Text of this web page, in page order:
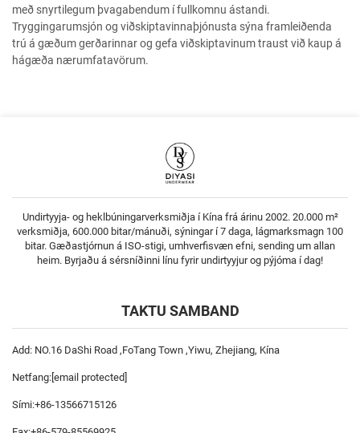
með snyrtilegum þvagabendum í fullkomnu ástandi.
Tryggingarumsjón og viðskiptavinnaþjónusta sýna framleiðenda
trú á gæðum gerðarinnar og gefa viðskiptavinum traust við kaup á
hágæða nærumfatavörum.
Undirtyyja- og heklbúningarverksmiðja í Kína frá árinu 2002. 20.000 m²
verksmiðja, 600.000 bitar/mánuði, sýningar í 7 daga, lágmarksmagn 100
bitar. Gæðastjórnun á ISO-stigi, umhverfisvæn efni, sending um allan
heim. Byrjaðu á sérsníðinni línu fyrir undirtyyjur og pýjóma í dag!
TAKTU SAMBAND
Add: NO.16 DaShi Road ,FoTang Town ,Yiwu, Zhejiang, Kína
Netfang: [email protected]
Sími:+86-13566715126